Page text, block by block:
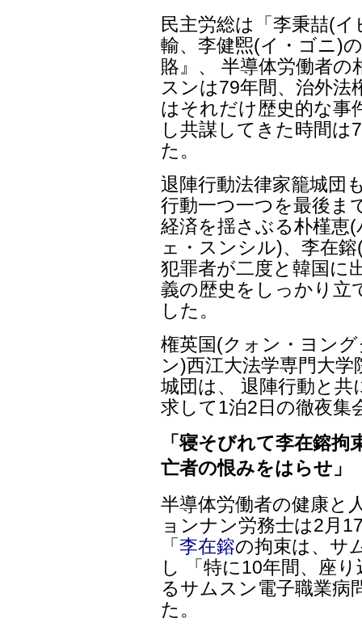
民主労総は「李秉喆(
輸、李健煕(イ・ゴニ)
賂』、 半導体労働者
スンは79年間、治外法
はそれだけ歴史的な事
し共謀してきた時間
た。
退陣行動法律家籠城団
行動一つ一つを最後ま
経済を揺さぶる朴槿恵
ェ・スンシル)、李在
犯罪者が二度と韓国に
義の歴史をしっかり立
した。
権英国(クォン・ヨン
ン)西江大法学専門大
城団は、 退陣行動と共
求して1泊2日の徹夜集
「寝そびれて李在鎔
亡者の恨みをはらせ」
半導体労働者の健康と
ョンナン労務士は2月
「李在鎔の拘束は、サ
し 「特に10年間、座
るサムスン電子職業病
た。